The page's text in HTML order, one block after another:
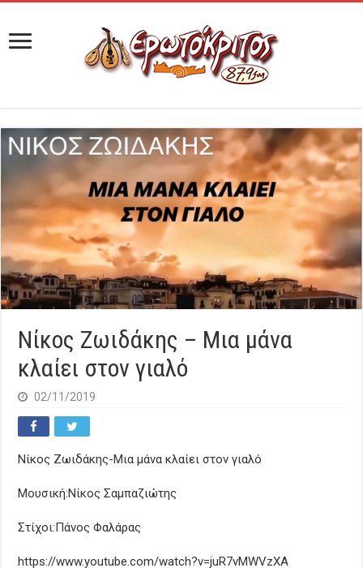
Νίκος Ζωιδάκης – Μια μάνα
κλαίει στον γιαλό
02/11/2019
Νίκος Ζωιδάκης-Μια μάνα κλαίει στον γιαλό
Μουσική:Νίκος Σαμπαζιώτης
Στίχοι:Πάνος Φαλάρας
https://www.youtube.com/watch?v=juR7vMWVzXA